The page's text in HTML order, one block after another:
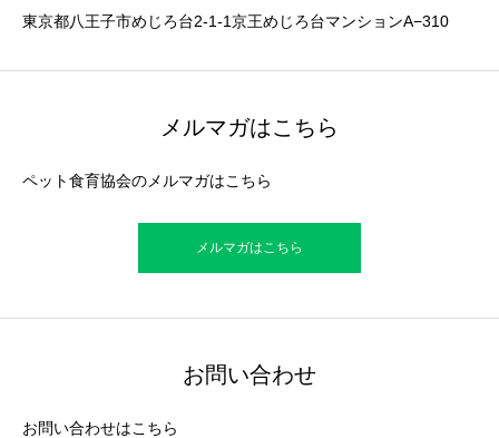
東京都八王子市めじろ台2-1-1京王めじろ台マンションA−310
メルマガはこちら
ペット食育協会のメルマガはこちら
メルマガはこちら
お問い合わせ
お問い合わせはこちら